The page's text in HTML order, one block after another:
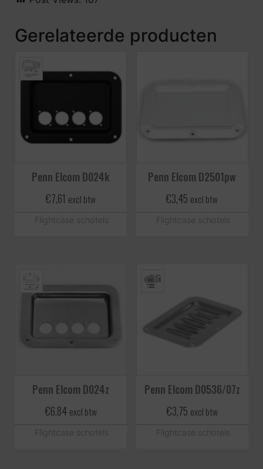
Gerelateerde producten
Penn Elcom D024k
€7,61 excl btw
Flightcase schotels
Penn Elcom D2501pw
€3,45 excl btw
Flightcase schotels
Penn Elcom D024z
€6,84 excl btw
Flightcase schotels
Penn Elcom D0536/07z
€3,75 excl btw
Flightcase schotels